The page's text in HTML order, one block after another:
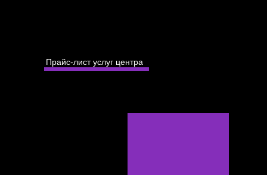
Прайс-лист услуг центра